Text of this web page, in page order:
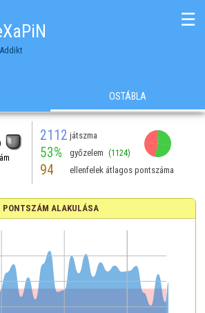
Addikt
☰
OSTÁBLA
2112 játszma
53% győzelem (1124)
94 ellenfelek átlagos pontszáma
PONTSZÁM ALAKULÁSA